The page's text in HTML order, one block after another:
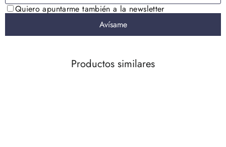
Productos similares